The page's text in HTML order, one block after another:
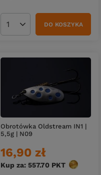
Ilość produktówDO KOSZYKA
Obrotówka Oldstream IN1 |
5,5g | N09
16,90 zł
Kup za: 557.70 PKT punktów